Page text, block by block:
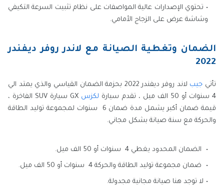
تحتوي الإصدارات عالية المواصفات على نظام تثبيت السرعة التكيفي
وشاشة عرض على الزجاج الأمامي.
الضمان وتغطية الصيانة مع لاندر روفر ديفندر
2022
تأتي جيب
لاند روفر ديفندر 2022 بحزمة الضمان القياسي والذي يمتد الي
4 سنوات أو 50 الف ميل ، تقدم سيارة
لكزس
GX سيارة SUV الفاخرة ،
قيمة ضمان أكبر يشمل مدة ضمان 6 سنوات لمجموعة توليد الطاقة
والحركة مع سنة صيانة بشكل مجاني.
الضمان المحدود يغطي 4 سنوات أو 50 الف ميل.
ضمان مجموعة توليد الطاقة والحركة 4 سنوات أو 50 الف ميل.
لا توجد هنا صيانة مجانية مجدولة.